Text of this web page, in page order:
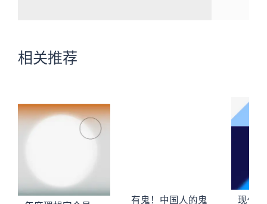
相关推荐
有鬼！中国人的鬼 现代